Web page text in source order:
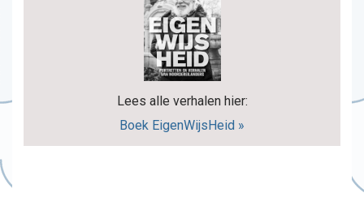
Lees alle verhalen hier:
Boek EigenWijsHeid »